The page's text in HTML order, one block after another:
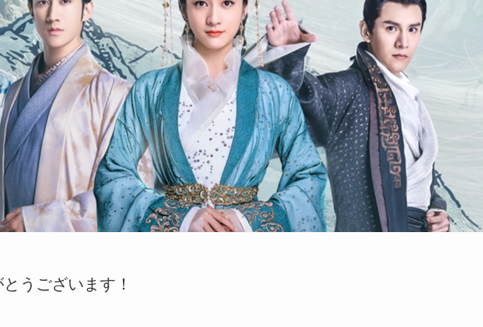
うございます！